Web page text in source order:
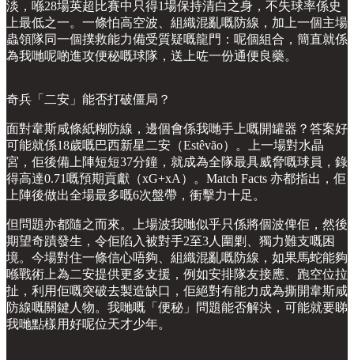
淡，喺28場英超比賽中只得1場保持清白之身，不失球率係史
上最低之一。一條怕高空波、組織混亂嘅防線，加上一個主場
蟲領隊同一個撲救能力備受質疑嘅龍門：呢個組合，簡直就係
為我哋呢啲進攻便秘嘅球隊，送上咗一份通便良藥。
奇兵「二安」能否打破僵局？
面對韋斯咸條紙糊防線，邊個會係我哋手上嘅開罐器？答案好
可能就係18歲嘅巴西新星二安（Estêvão）。上一場對水晶
宮，佢後備上陣短短37分鐘，就成為全隊最具威脅嘅球員，錄
得高達0.71嘅預期貢獻（xG+xA）。Match Facts 亦都指出，佢
上陣後做出全場最多嘅6次盤帶，衝擊力十足。
但問題亦都隨之而來。上場波我哋似乎只係將個波俾佢，然後
期望奇蹟發生，令佢陷入被對手2至3人圍剿、獨力難支嘅困
境。今場對住一條信心唔夠、組織混亂嘅防線，如果馬蛇能夠
喺戰術上為二安提供更多支援，例如安排隊友接應、跑空位拉
扯，利用佢嘅突破去製造缺口，佢絕對有能力成為撕開韋斯咸
防線嘅關鍵人物。我哋嘅「便秘」問題能否解決，可能就要睇
我哋點樣用好呢位天才少年。